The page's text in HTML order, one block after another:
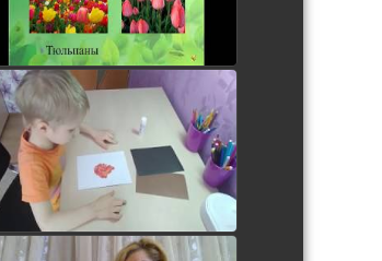
Аппликация "Вечный огонь"
watch video